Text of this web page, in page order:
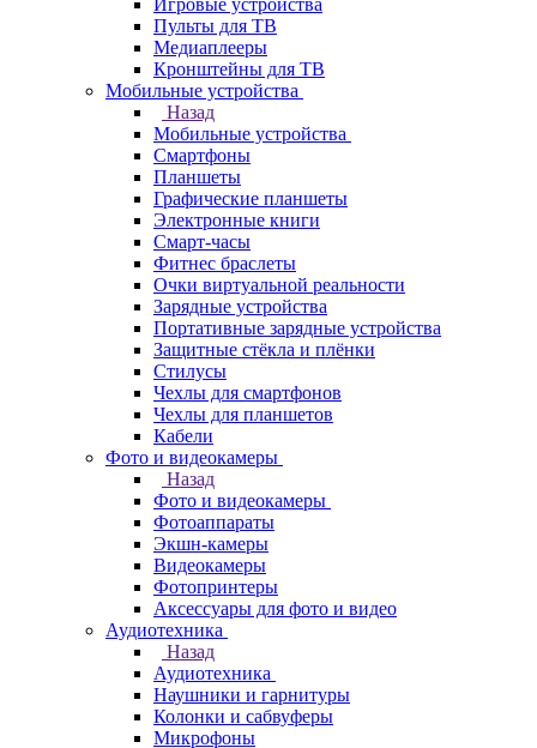
Игровые устройства
Пульты для ТВ
Медиаплееры
Кронштейны для ТВ
Мобильные устройства
Назад
Мобильные устройства
Смартфоны
Планшеты
Графические планшеты
Электронные книги
Смарт-часы
Фитнес браслеты
Очки виртуальной реальности
Зарядные устройства
Портативные зарядные устройства
Защитные стёкла и плёнки
Стилусы
Чехлы для смартфонов
Чехлы для планшетов
Кабели
Фото и видеокамеры
Назад
Фото и видеокамеры
Фотоаппараты
Экшн-камеры
Видеокамеры
Фотопринтеры
Аксессуары для фото и видео
Аудиотехника
Назад
Аудиотехника
Наушники и гарнитуры
Колонки и сабвуферы
Микрофоны